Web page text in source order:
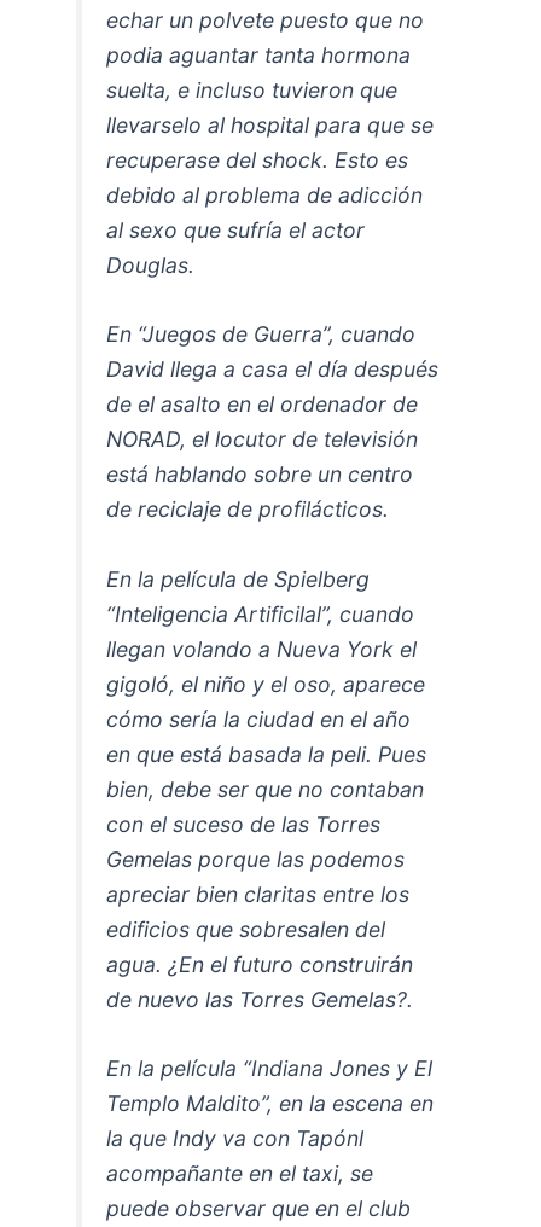
echar un polvete puesto que no
podia aguantar tanta hormona
suelta, e incluso tuvieron que
llevarselo al hospital para que se
recuperase del shock. Esto es
debido al problema de adicción
al sexo que sufría el actor
Douglas.
En “Juegos de Guerra”, cuando
David llega a casa el día después
de el asalto en el ordenador de
NORAD, el locutor de televisión
está hablando sobre un centro
de reciclaje de profilácticos.
En la película de Spielberg
“Inteligencia Artificilal”, cuando
llegan volando a Nueva York el
gigoló, el niño y el oso, aparece
cómo sería la ciudad en el año
en que está basada la peli. Pues
bien, debe ser que no contaban
con el suceso de las Torres
Gemelas porque las podemos
apreciar bien claritas entre los
edificios que sobresalen del
agua. ¿En el futuro construirán
de nuevo las Torres Gemelas?.
En la película “Indiana Jones y El
Templo Maldito”, en la escena en
la que Indy va con Tapónl
acompañante en el taxi, se
puede observar que en el club